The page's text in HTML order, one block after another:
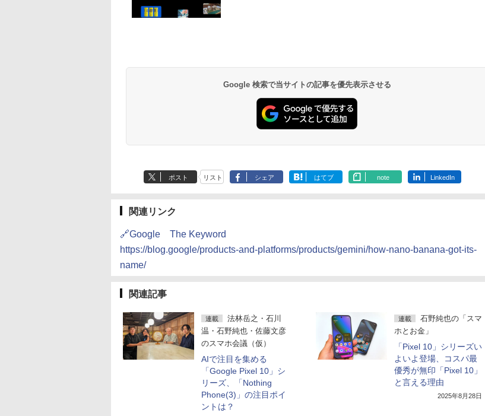
Google 検索で当サイトの記事を優先表示させる
ポスト リスト シェア はてブ note LinkedIn
関連リンク
🔗Google The Keyword
https://blog.google/products-and-platforms/products/gemini/how-nano-banana-got-its-
name/
関連記事
連載
法林岳之・石川
温・石野純也・佐藤文彦
のスマホ会議（仮）
AIで注目を集める
「Google Pixel 10」シ
リーズ、「Nothing
Phone(3)」の注目ポイ
ントは？
連載
石野純也の「スマ
ホとお金」
「Pixel 10」シリーズい
よいよ登場、コスパ最
優秀が無印「Pixel 10」
と言える理由
2025年8月28日